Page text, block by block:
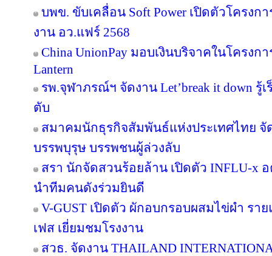
บพข. ขับเคลื่อน Soft Power เปิดตัวโครง
งาน อว.แฟร์ 2568
China UnionPay มอบเงินบริจาคในโครงกา
Lantern
รพ.จุฬาภรณ์ฯ จัดงาน Let’break it down รู้
ตับ
สมาคมนักธุรกิจสัมพันธ์แห่งประเทศไทย
บรรพบุรุษ บรรพชนผู้ล่วงลับ
สรา นักจัดสวนร้อยล้าน เปิดตัว INFLU-x
นำทีมคนดังร่วมยินดี
V-GUST เปิดตัว ผักอบกรอบผสมไข่ผำ รา
เฟส เยี่ยมชมโรงงาน
สวธ. จัดงาน THAILAND